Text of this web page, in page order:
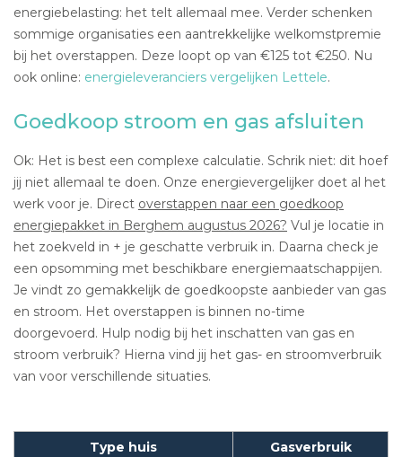
energiebelasting: het telt allemaal mee. Verder schenken
sommige organisaties een aantrekkelijke welkomstpremie
bij het overstappen. Deze loopt op van €125 tot €250. Nu
ook online: energieleveranciers vergelijken Lettele.
Goedkoop stroom en gas afsluiten
Ok: Het is best een complexe calculatie. Schrik niet: dit hoef
jij niet allemaal te doen. Onze energievergelijker doet al het
werk voor je. Direct overstappen naar een goedkoop
energiepakket in Berghem augustus 2026? Vul je locatie in
het zoekveld in + je geschatte verbruik in. Daarna check je
een opsomming met beschikbare energiemaatschappijen.
Je vindt zo gemakkelijk de goedkoopste aanbieder van gas
en stroom. Het overstappen is binnen no-time
doorgevoerd. Hulp nodig bij het inschatten van gas en
stroom verbruik? Hierna vind jij het gas- en stroomverbruik
van voor verschillende situaties.
Type huis
Gasverbruik